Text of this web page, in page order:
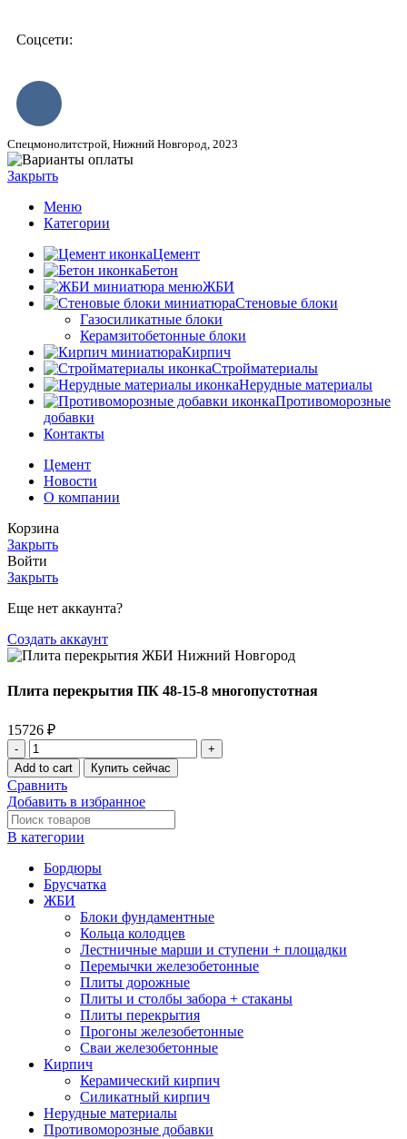
Соцсети:
Спецмонолитстрой, Нижний Новгород, 2023
Закрыть
Меню
Категории
Цемент
Бетон
ЖБИ
Стеновые блоки
Газосиликатные блоки
Керамзитобетонные блоки
Кирпич
Стройматериалы
Нерудные материалы
Противоморозные
добавки
Контакты
Цемент
Новости
О компании
Корзина
Закрыть
Войти
Закрыть
Еще нет аккаунта?
Создать аккаунт
Плита перекрытия ПК 48-15-8 многопустотная
15726 ₽
Add to cart Купить сейчас
Сравнить
Добавить в избранное
В категории
Бордюры
Брусчатка
ЖБИ
Блоки фундаментные
Кольца колодцев
Лестничные марши и ступени + площадки
Перемычки железобетонные
Плиты дорожные
Плиты и столбы забора + стаканы
Плиты перекрытия
Прогоны железобетонные
Сваи железобетонные
Кирпич
Керамический кирпич
Силикатный кирпич
Нерудные материалы
Противоморозные добавки